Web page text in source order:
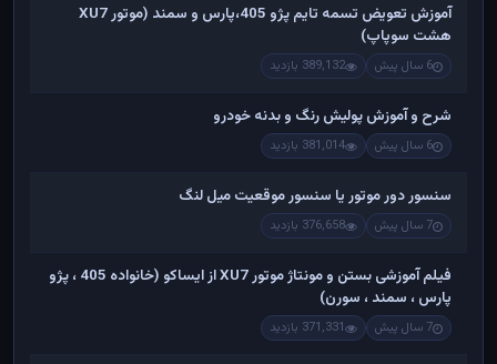
آموزش تعویض تسمه تایم پژو 405،پارس و سمند (موتور XU7
هشت سوپاپ)
6 سال پیش 389,132 بازدید
شرح و آموزش پولیش رنگ و بدنه خودرو
6 سال پیش 381,014 بازدید
سنسور دور موتور یا سنسور موقعیت میل لنگ
7 سال پیش 376,658 بازدید
فیلم آموزشی بستن و مونتاژ موتور XU7 از ایساکو (خانواده 405 ، پژو
پارس ، سمند ، سورن)
7 سال پیش 371,331 بازدید